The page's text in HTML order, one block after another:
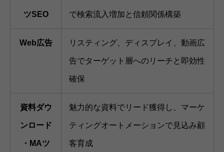
ツSEO で検索流入増加と信頼関係構築
Web広告 リスティング、ディスプレイ、動画広
告でターゲット層へのリーチと即効性
確保
資料ダウ
ンロード
・MAツ
魅力的な資料でリード獲得し、マーケ
ティングオートメーションで見込み顧
客育成